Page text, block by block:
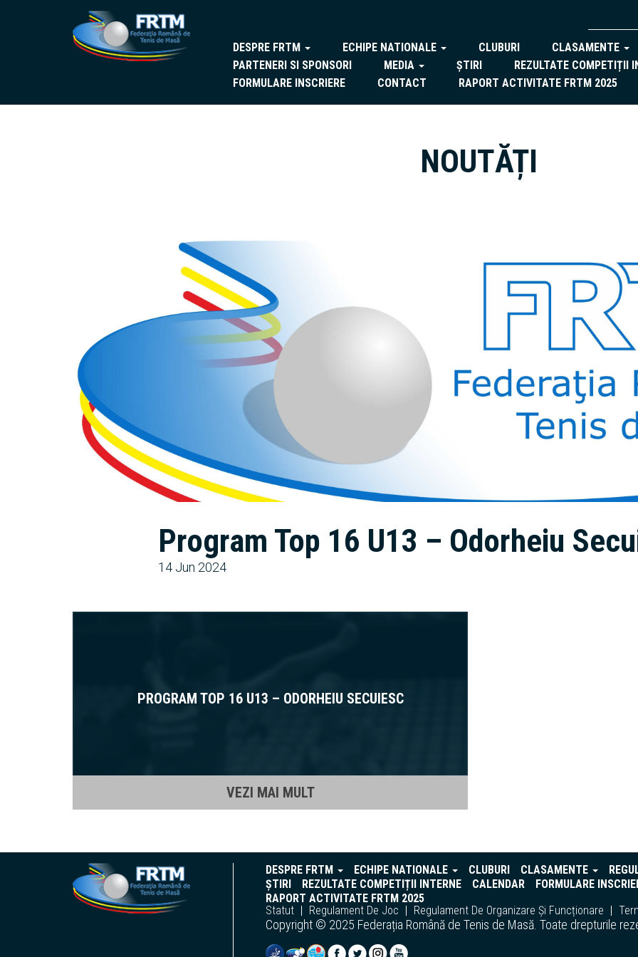
DESPRE FRTM ECHIPE NATIONALE CLUBURI
CLASAMENTE
PARTENERI SI SPONSORI
MEDIA ȘTIRI
REZULTATE COMPETIȚII
FORMULARE INSCRIERE
CONTACT RAPORT ACTIVITATE FRTM 2025
NOUTĂȚI
Program Top 16 U13 – Odorheiu
14 Jun 2024
PROGRAM TOP 16 U13 – ODORHEIU SECUIESC
VEZI MAI MULT
DESPRE FRTM ECHIPE NATIONALE CLUBURI CLASAMENTE
ȘTIRI
REZULTATE COMPETIȚII INTERNE CALENDAR
FORMULARE
RAPORT ACTIVITATE FRTM 2025
Statut
Regulament De Joc Regulament De Organizare Și Funcționare
Copyright © 2025 Federația Română de Tenis de Masă. Toate drepturile